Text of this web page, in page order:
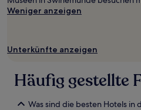
Weniger anzeigen
Unterkünfte anzeigen
Häufig gestellte
Was sind die besten Hotels in